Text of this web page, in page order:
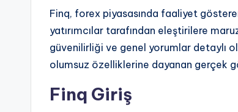
Finq, forex piyasasında faaliyet
yatırımcılar tarafından eleştirilere
güvenilirliği ve genel yorumlar detaylı
olumsuz özelliklerine dayanan gerçek
Finq Giriş